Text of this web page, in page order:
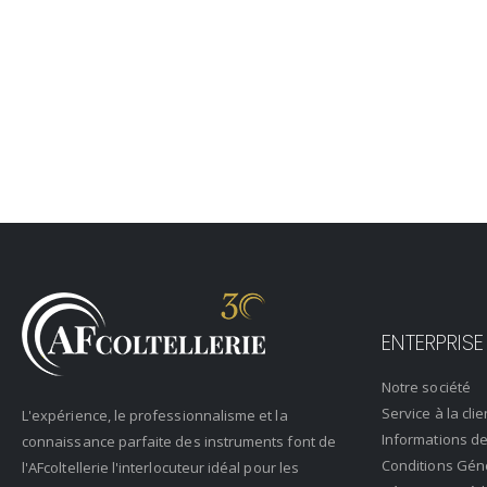
L'expérience, le professionnalisme et la
connaissance parfaite des instruments font de
l'AFcoltellerie l'interlocuteur idéal pour les
ENTERPRISE
Notre société
Service à la
Informations
Conditions